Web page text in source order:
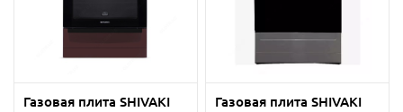
Газовая плита SHIVAKI
Газовая плита SHIVAKI